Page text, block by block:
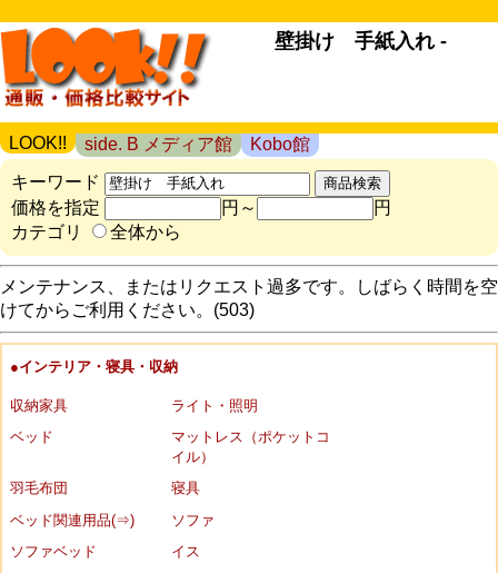
壁掛け 手紙入れ -
LOOK!! side. B メディア館
Kobo館
キーワード
価格を指定
円～
円
カテゴリ
全体から
メンテナンス、またはリクエスト過多です。しばらく時間を空
けてからご利用ください。(503)
●インテリア・寝具・収納
収納家具
ライト・照明
ベッド
マットレス（ポケットコ
イル）
羽毛布団
寝具
ベッド関連用品(⇒)
ソファ
ソファベッド
イス